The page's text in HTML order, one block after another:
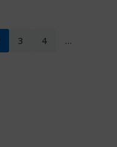
3 4
…